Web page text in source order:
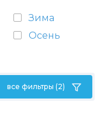
Зима
Осень
все фильтры (2)